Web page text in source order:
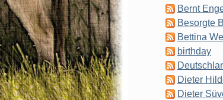
Bernt
Besorgte
Bettina
birthday
Dieter
Dieter